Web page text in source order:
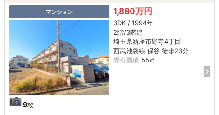
マンション
9枚
1,880万円
3DK / 1994年
2階/3階建
埼玉県新座市野寺4丁目
西武池袋線 保谷 徒歩23分
専有面積 55㎡